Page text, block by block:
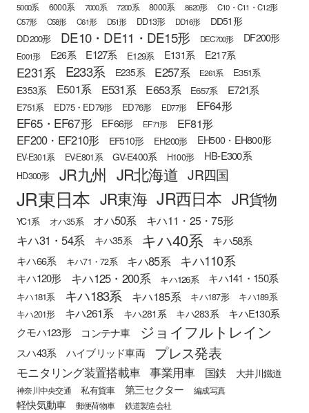
5000系 6000系 7000系 7200系 8000系 8620形
C10・C11・C12形
C57形
C58形 C61形 D51形 DD13形 DD16形 DD51形
DD200形 DE10・DE11・DE15形 DEC700形 DF200形
E001形 E26系 E127系 E129系 E131系 E217系
E231系 E233系 E235系 E257系 E261系 E351系
E353系 E501系 E531系 E653系 E657系 E721系
E751系 ED75・ED79形 ED76形 ED77形 EF64形
EF65・EF67形 EF66形 EF71形
EF81形
EF200・EF210形
EF510形 EH200形 EH500・EH800形
EV-E301系 EV-E801系 GV-E400系 H100形 HB-E300系
HD300形 JR九州 JR北海道 JR四国
JR東日本 JR東海 JR西日本 JR貨物
YC1系 オハ35系 オハ50系 キハ11・25・75形
キハ31・54系 キハ35系 キハ40系 キハ58系
キハ66系 キハ71・72系 キハ85系 キハ110系
キハ120形 キハ125・200系 キハ126系 キハ141・150系
キハ181系 キハ183系 キハ185系 キハ187形
キハ189系
キハ201形
キハ261系 キハ281系 キハ283系
キハE130系
クモハ123形
コンテナ車 ジョイフルトレイン
スハ43系 ハイブリッド車両 プレス発表
モニタリング装置搭載車 事業用車 国鉄 大井川鐵道
神奈川中央交通 私有貨車 第三セクター 編成写真
軽快気動車 郵便荷物車 鉄道製造会社